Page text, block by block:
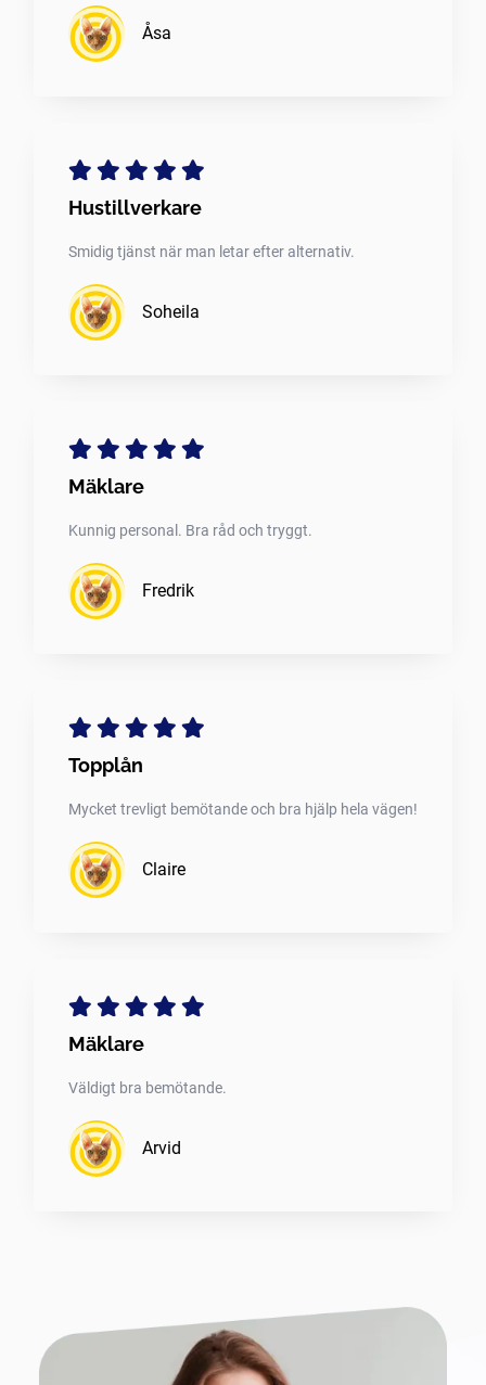
Åsa
Hustillverkare
Smidig tjänst när man letar efter alternativ.
Soheila
Mäklare
Kunnig personal. Bra råd och tryggt.
Fredrik
Topplån
Mycket trevligt bemötande och bra hjälp hela vägen!
Claire
Mäklare
Väldigt bra bemötande.
Arvid